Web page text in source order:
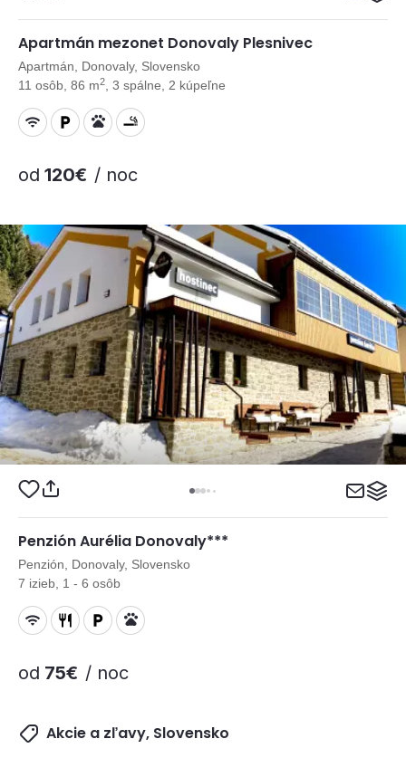
Apartmán mezonet Donovaly Plesnivec
Apartmán, Donovaly, Slovensko
11 osôb, 86 m2 , 3 spálne, 2 kúpeľne
od 120€ / noc
Penzión Aurélia Donovaly***
Penzión, Donovaly, Slovensko
7 izieb, 1 - 6 osôb
od 75€ / noc
Akcie a zľavy, Slovensko